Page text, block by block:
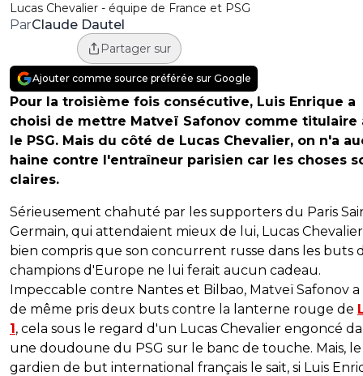
Lucas Chevalier - équipe de France et PSG
ParClaude Dautel
Partager sur
Ajouter comme source préférée sur Google
Pour la troisième fois consécutive, Luis Enrique a
choisi de mettre Matveï Safonov comme titulaire
le PSG. Mais du côté de Lucas Chevalier, on n'a
haine contre l'entraîneur parisien car les choses
claires.
Sérieusement chahuté par les supporters du Paris
Germain, qui attendaient mieux de lui, Lucas
bien compris que son concurrent russe dans les buts
champions d'Europe ne lui ferait aucun cadeau.
Impeccable contre Nantes et Bilbao, Matveï Safonov
de même pris deux buts contre la lanterne rouge de
1, cela sous le regard d'un Lucas Chevalier engoncé
une doudoune du PSG sur le banc de touche. Mais, le
gardien de but international français le sait, si Luis